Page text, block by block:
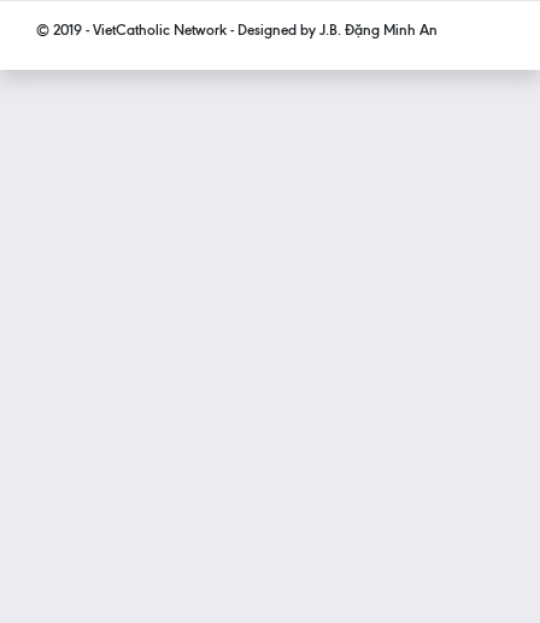
© 2019 - VietCatholic Network - Designed by J.B. Đặng Minh An